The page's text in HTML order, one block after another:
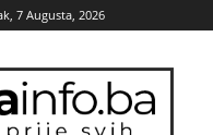
7 Augusta, 2026
zenicainfo.ba